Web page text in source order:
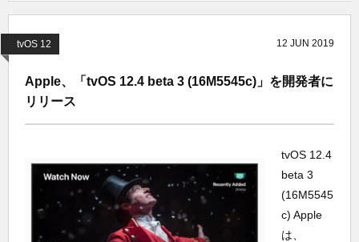
tvOS 12 12 JUN 2019
Apple、「tvOS 12.4 beta 3 (16M5545c)」を開発者に
リリース
tvOS 12.4
beta 3
(16M5545
c) Apple
は、